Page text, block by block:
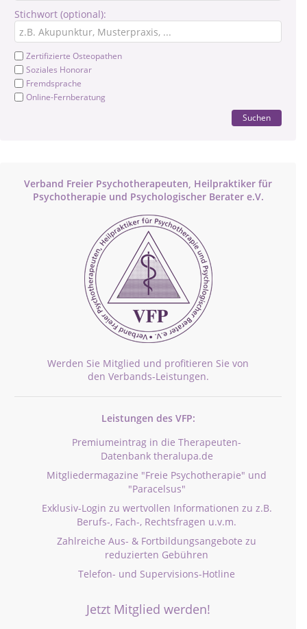
Stichwort (optional):
Zertifizierte Osteopathen
Soziales Honorar
Fremdsprache
Online-Fernberatung
Suchen
Verband Freier Psychotherapeuten, Heilpraktiker für
Psychotherapie und Psychologischer Berater e.V.
Werden Sie Mitglied und profitieren Sie von
den Verbands-Leistungen.
Leistungen des VFP:
Premiumeintrag in die Therapeuten-
Datenbank theralupa.de
Mitgliedermagazine "Freie Psychotherapie" und
"Paracelsus"
Exklusiv-Login zu wertvollen Informationen zu z.B.
Berufs-, Fach-, Rechtsfragen u.v.m.
Zahlreiche Aus- & Fortbildungsangebote zu
reduzierten Gebühren
Telefon- und Supervisions-Hotline
Jetzt Mitglied werden!